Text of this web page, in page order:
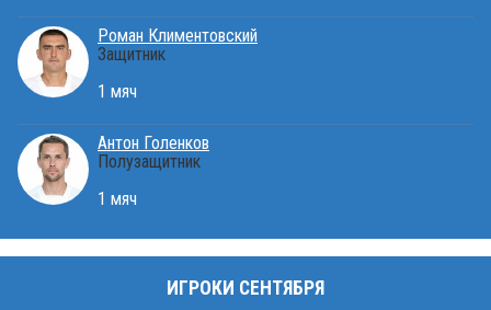
Роман Климентовский
Защитник
1 мяч
Антон Голенков
Полузащитник
1 мяч
ИГРОКИ СЕНТЯБРЯ